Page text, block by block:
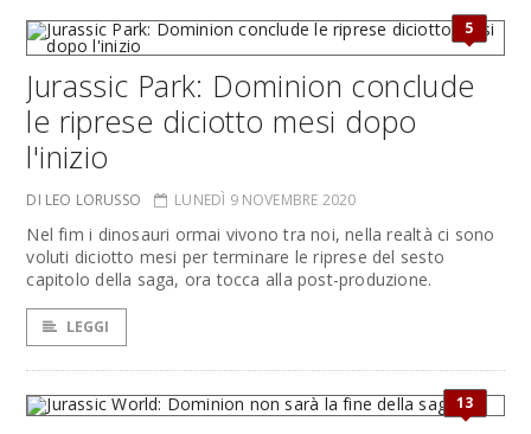
5
Jurassic Park: Dominion conclude
le riprese diciotto mesi dopo
l'inizio
DI LEO LORUSSO LUNEDÌ 9 NOVEMBRE 2020
Nel fim i dinosauri ormai vivono tra noi, nella realtà ci sono
voluti diciotto mesi per terminare le riprese del sesto
capitolo della saga, ora tocca alla post-produzione.
LEGGI
13